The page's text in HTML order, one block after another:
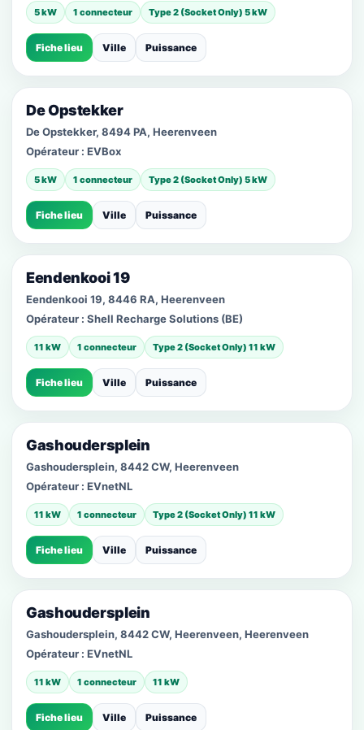
5 kW 1 connecteur Type 2 (Socket Only) 5 kW
Fiche lieu Ville Puissance
De Opstekker
De Opstekker, 8494 PA, Heerenveen
Opérateur : EVBox
5 kW 1 connecteur Type 2 (Socket Only) 5 kW
Fiche lieu Ville Puissance
Eendenkooi 19
Eendenkooi 19, 8446 RA, Heerenveen
Opérateur : Shell Recharge Solutions (BE)
11 kW 1 connecteur Type 2 (Socket Only) 11 kW
Fiche lieu Ville Puissance
Gashoudersplein
Gashoudersplein, 8442 CW, Heerenveen
Opérateur : EVnetNL
11 kW 1 connecteur Type 2 (Socket Only) 11 kW
Fiche lieu Ville Puissance
Gashoudersplein
Gashoudersplein, 8442 CW, Heerenveen, Heerenveen
Opérateur : EVnetNL
11 kW 1 connecteur 11 kW
Fiche lieu Ville Puissance